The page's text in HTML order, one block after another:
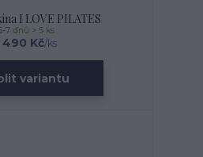
I LOVE PILATES
490 Kč/ks
7 dnů > 5 ks
variantu